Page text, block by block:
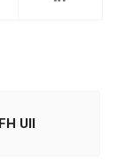
UII